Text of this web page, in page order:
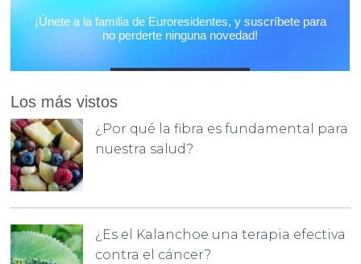
Los más vistos
¿Por qué la fibra es fundamental para
nuestra salud?
¿Es el Kalanchoe una terapia efectiva
contra el cáncer?